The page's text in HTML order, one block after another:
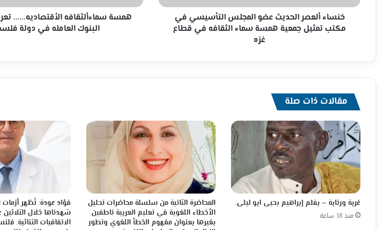
تمثيل
جمعية
همسة
في
غزه
خنساء ألعصر الحديث عضو المجلس التأسيسي في
مكتب تمثيل جمعية همسة سماء الثقافه في قطاع
غزه
في
دولةهمسة سماءألثقافه الأقتصاديه......
البنوك العامله في دولة
مقالات ذات صلة
غربة ورتابة – بقلم إبراهيم يحيى ابو ليلى.
منذ 18 ساعة
المحاضرة الثانية من سلسلة محاضرات تحليل
الأخطاء اللغوية في تعليم العربية ناطقين
بغيرها بعنوان مفهوم الخطأ اللغوي وتطور
فؤاد عودة: تُظهر أزمات
شهدناها خلال
الاتفاقيات الثنائية.